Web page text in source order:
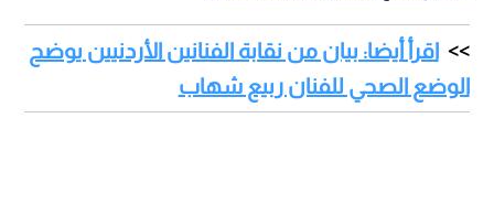
اقرأ أيضا: بيان من نقابة الفنانين الأردنيين يوضح
الوضع الصحي للفنان ربيع شهاب